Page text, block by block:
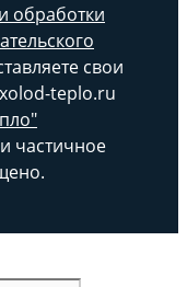
обработки
свои
teplo.ru
частичное